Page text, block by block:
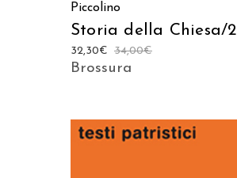
Piccolino
Storia della Chiesa/2
34,00€
32,30€
Brossura